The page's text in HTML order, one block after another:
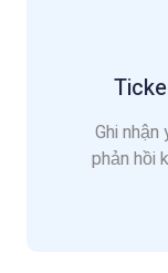
Ghi
phản hồi